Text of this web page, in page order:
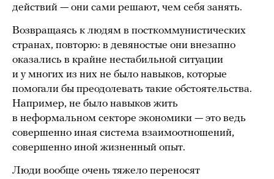
действий — они сами решают, чем себя занять.
Возвращаясь к людям в посткоммунистических
странах, повторю: в девяностые они внезапно
оказались в крайне нестабильной ситуации
и у многих из них не было навыков, которые
помогали бы преодолевать такие обстоятельства.
Например, не было навыков жить
в неформальном секторе экономики — это ведь
совершенно иная система взаимоотношений,
совершенно иной жизненный опыт.
Люди вообще очень тяжело переносят